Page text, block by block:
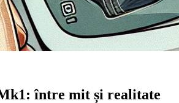
între mit și realitate